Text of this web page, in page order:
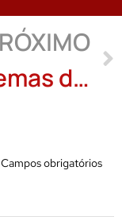
4 poemas de Lauro Heinsenbauer
Campos obrigatórios